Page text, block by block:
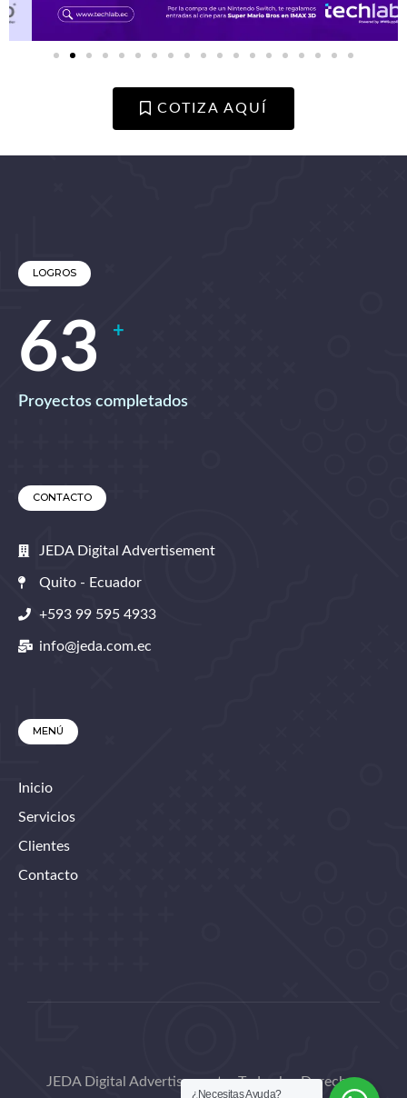
COTIZA AQUÍ
LOGROS
67 +
Proyectos completados
CONTACTO
JEDA Digital Advertisement
Quito - Ecuador
+593 99 595 4933
info@jeda.com.ec
MENÚ
Inicio
Servicios
Clientes
Contacto
JEDA Digital Advertisement – Todos los Derechos
¿Necesitas Ayuda?